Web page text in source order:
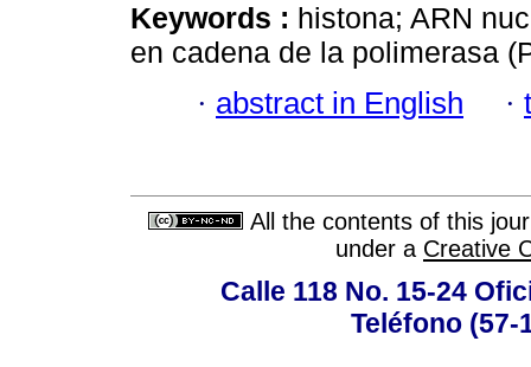
Keywords : histona; ARN
en cadena de la polimerasa
· abstract in English ·
All the contents of this
under a Creative
Calle 118 No. 15-24
Teléfono (57-